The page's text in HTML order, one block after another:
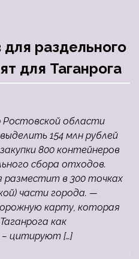
раздельного
для Таганрога
Ростовской области
154 млн рублей
800 контейнеров
сбора отходов.
разместит в 300 точках
части города. —
карту, которая
как
цитируют […]